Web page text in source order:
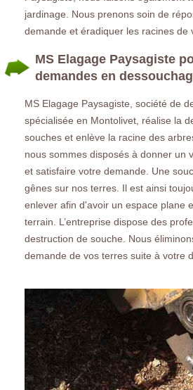
jardinage. Nous prenons soin de
demande et éradiquer les racines de
MS Elagage Paysagiste
demandes en
MS Elagage Paysagiste, société de
spécialisée en Montolivet, réalise la
souches et enlève la racine des
nous sommes disposés à donner un
et satisfaire votre demande. Une
gênes sur nos terres. Il est ainsi
enlever afin d'avoir un espace plane
terrain. L’entreprise dispose des
destruction de souche. Nous
demande de vos terres suite à votre